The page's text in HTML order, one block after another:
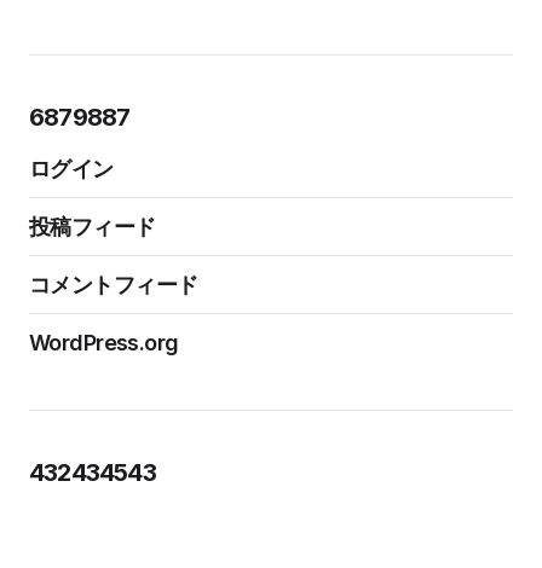
6879887
ログイン
投稿フィード
コメントフィード
WordPress.org
432434543